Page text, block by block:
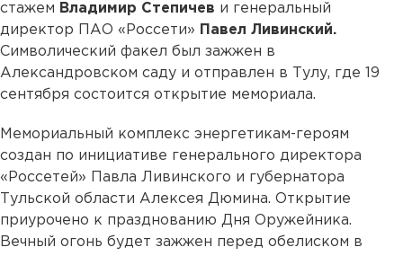
стажем Владимир Степичев и генеральный
директор ПАО «Россети»
Павел Ливинский.
Символический факел был зажжен в
Александровском саду и отправлен в Тулу, где 19
сентября состоится открытие мемориала.
Мемориальный комплекс энергетикам-героям
создан по инициативе генерального директора
«Россетей» Павла Ливинского и губернатора
Тульской области Алексея Дюмина. Открытие
приурочено к празднованию Дня Оружейника.
Вечный огонь будет зажжен перед обелиском в